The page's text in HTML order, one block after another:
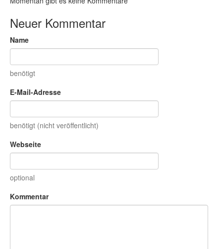
Neuer Kommentar
Name
benötigt
E-Mail-Adresse
benötigt (nicht veröffentlicht)
Webseite
optional
Kommentar